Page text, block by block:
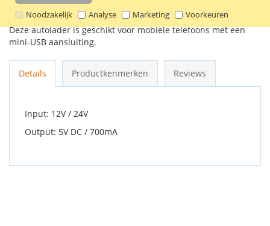
Noodzakelijk Analyse Marketing Voorkeuren
Originele mini-USB autolader van Sony Ericsson, type CLA-70.
Deze autolader is geschikt voor mobiele telefoons met een
mini-USB aansluiting.
Details Productkenmerken Reviews
Input: 12V / 24V
Output: 5V DC / 700mA